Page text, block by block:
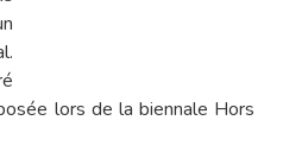
lors de la biennale Hors